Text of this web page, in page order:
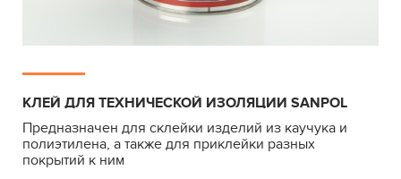
КЛЕЙ ДЛЯ ТЕХНИЧЕСКОЙ ИЗОЛЯЦИИ SANPOL
Предназначен для склейки изделий из каучука и
полиэтилена, а также для приклейки разных
покрытий к ним